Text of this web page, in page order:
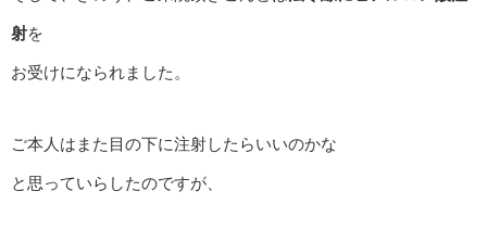
射を
お受けになられました。
ご本人はまた目の下に注射したらいいのかな
と思っていらしたのですが、